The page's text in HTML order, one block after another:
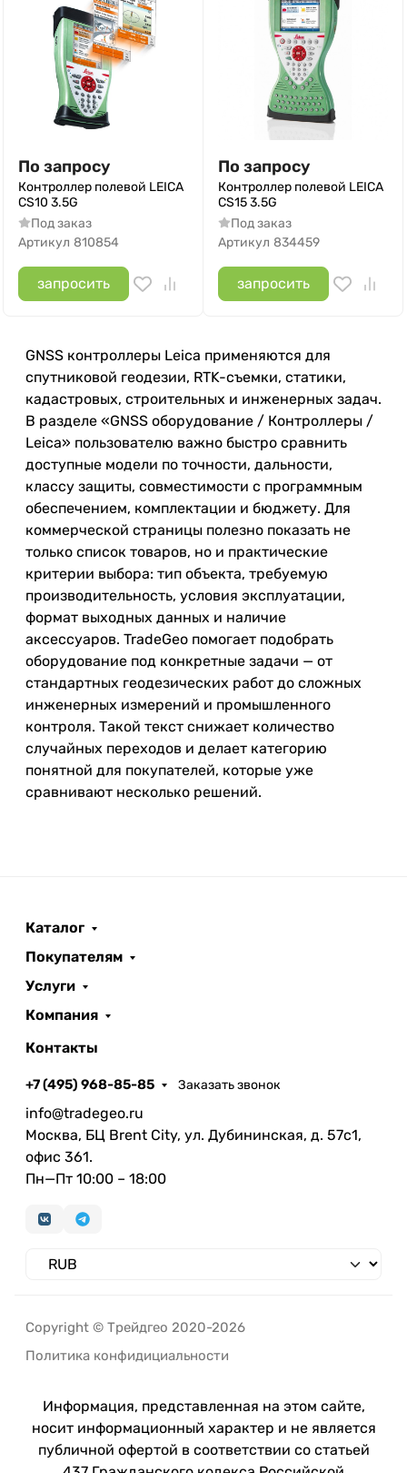
По запросу
Контроллер полевой LEICA
CS10 3.5G
Под заказ
Артикул 810854
запросить
По запросу
Контроллер полевой LEICA
CS15 3.5G
Под заказ
Артикул 834459
запросить
GNSS контроллеры Leica применяются для
спутниковой геодезии, RTK-съемки, статики,
кадастровых, строительных и инженерных задач.
В разделе «GNSS оборудование / Контроллеры /
Leica» пользователю важно быстро сравнить
доступные модели по точности, дальности,
классу защиты, совместимости с программным
обеспечением, комплектации и бюджету. Для
коммерческой страницы полезно показать не
только список товаров, но и практические
критерии выбора: тип объекта, требуемую
производительность, условия эксплуатации,
формат выходных данных и наличие
аксессуаров. TradeGeo помогает подобрать
оборудование под конкретные задачи — от
стандартных геодезических работ до сложных
инженерных измерений и промышленного
контроля. Такой текст снижает количество
случайных переходов и делает категорию
понятной для покупателей, которые уже
сравнивают несколько решений.
Каталог
Покупателям
Услуги
Компания
Контакты
+7 (495) 968-85-85 Заказать звонок
info@tradegeo.ru
Москва, БЦ Brent City, ул. Дубининская, д. 57с1,
офис 361.
Пн—Пт 10:00 – 18:00
Copyright © Трейдгео 2020-2026
Политика конфидициальности
Информация, представленная на этом сайте,
носит информационный характер и не является
публичной офертой в соответствии со статьей